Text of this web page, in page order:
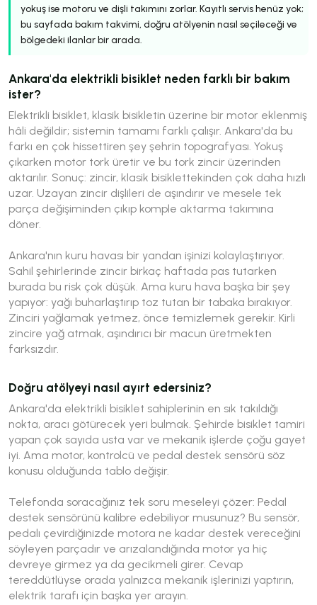
yokuş ise motoru ve dişli takımını zorlar. Kayıtlı servis henüz yok;
bu sayfada bakım takvimi, doğru atölyenin nasıl seçileceği ve
bölgedeki ilanlar bir arada.
Ankara'da elektrikli bisiklet neden farklı bir bakım
ister?
Elektrikli bisiklet, klasik bisikletin üzerine bir motor eklenmiş
hâli değildir; sistemin tamamı farklı çalışır. Ankara'da bu
farkı en çok hissettiren şey şehrin topografyası. Yokuş
çıkarken motor tork üretir ve bu tork zincir üzerinden
aktarılır. Sonuç: zincir, klasik bisiklettekinden çok daha hızlı
uzar. Uzayan zincir dişlileri de aşındırır ve mesele tek
parça değişiminden çıkıp komple aktarma takımına
döner.
Ankara'nın kuru havası bir yandan işinizi kolaylaştırıyor.
Sahil şehirlerinde zincir birkaç haftada pas tutarken
burada bu risk çok düşük. Ama kuru hava başka bir şey
yapıyor: yağı buharlaştırıp toz tutan bir tabaka bırakıyor.
Zinciri yağlamak yetmez, önce temizlemek gerekir. Kirli
zincire yağ atmak, aşındırıcı bir macun üretmekten
farksızdır.
Doğru atölyeyi nasıl ayırt edersiniz?
Ankara'da elektrikli bisiklet sahiplerinin en sık takıldığı
nokta, aracı götürecek yeri bulmak. Şehirde bisiklet tamiri
yapan çok sayıda usta var ve mekanik işlerde çoğu gayet
iyi. Ama motor, kontrolcü ve pedal destek sensörü söz
konusu olduğunda tablo değişir.
Telefonda soracağınız tek soru meseleyi çözer: Pedal
destek sensörünü kalibre edebiliyor musunuz? Bu sensör,
pedalı çevirdiğinizde motora ne kadar destek vereceğini
söyleyen parçadır ve arızalandığında motor ya hiç
devreye girmez ya da gecikmeli girer. Cevap
tereddütlüyse orada yalnızca mekanik işlerinizi yaptırın,
elektrik tarafı için başka yer arayın.